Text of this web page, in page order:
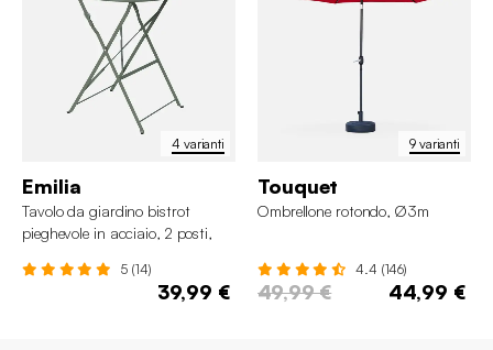
4 varianti
Emilia
Tavolo da giardino bistrot
pieghevole in acciaio, 2 posti,
5 (14)
39,99 €
9 varianti
Touquet
Ombrellone rotondo, Ø3m
4.4 (146)
49,99 € 44,99 €